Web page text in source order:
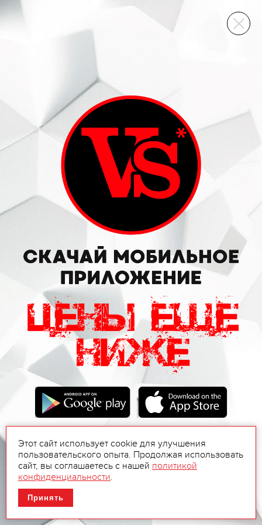
ВИННЫЙ СКЛАД
Этот сайт использует cookie для улучшения
пользовательского опыта. Продолжая использовать
сайт, вы соглашаетесь с нашей политикой
конфиденциальности.
Принять